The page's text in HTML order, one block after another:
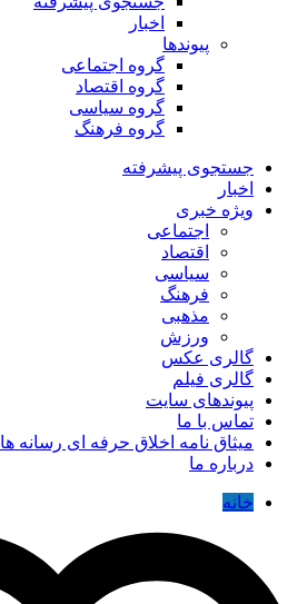
اخبار
پیوندها
گروه اجتماعی
گروه اقتصاد
گروه سیاسی
گروه فرهنگ
جستجوی پیشرفته
اخبار
ویژه خبری
اجتماعی
اقتصاد
سیاسی
فرهنگ
مذهبی
ورزش
گالری عکس
گالری فیلم
پیوندهای سایت
تماس با ما
میثاق نامه اخلاق حرفه ای رسانه ها
درباره ما
خانه